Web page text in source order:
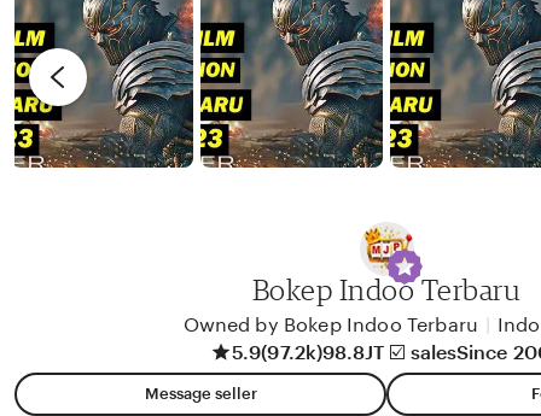
e
n
y
v
i
w
b
l
o
Bokep Indoo Terbaru
Owned by Bokep Indoo Terbaru
5.9(97.2k)98.8JT ☑️ salesSince
Message seller